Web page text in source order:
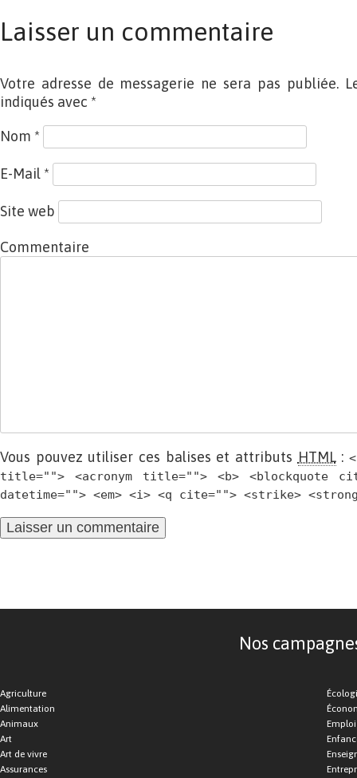
Laisser un commentaire
Votre adresse de messagerie ne sera pas publiée.
indiqués avec *
Nom *
E-Mail *
Site web
Commentaire
Vous pouvez utiliser ces balises et attributs HTML:
title=""> <acronym title=""> <b> <blockquote
datetime=""> <em> <i> <q cite=""> <strike>
Nos
Agriculture
Alimentation
Animaux
Art
Art de vivre
Assurances
Emploi